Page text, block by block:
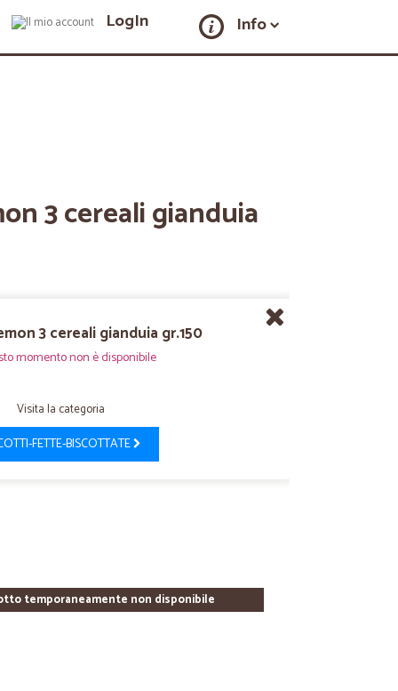
LogIn Info
3 cereali gianduia
3 cereali gianduia gr.150
momento non è disponibile
Visita la categoria
FETTE-BISCOTTATE
temporaneamente non disponibile